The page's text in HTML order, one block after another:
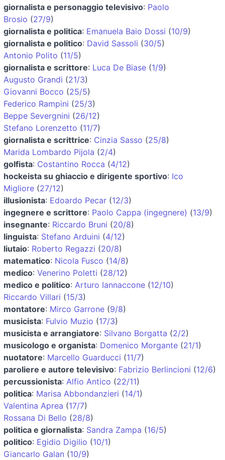
giornalista e personaggio televisivo: Paolo
Brosio (27/9)
giornalista e politica: Emanuela Baio Dossi (10/9)
giornalista e politico: David Sassoli (30/5)
Antonio Polito (11/5)
giornalista e scrittore: Luca De Biase (1/9)
Augusto Grandi (21/3)
Giovanni Bocco (25/5)
Federico Rampini (25/3)
Beppe Severgnini (26/12)
Stefano Lorenzetto (11/7)
giornalista e scrittrice: Cinzia Sasso (25/8)
Marida Lombardo Pijola (2/4)
golfista: Costantino Rocca (4/12)
hockeista su ghiaccio e dirigente sportivo: Ico
Migliore (27/12)
illusionista: Edoardo Pecar (12/3)
ingegnere e scrittore: Paolo Cappa (ingegnere) (13/9)
insegnante: Riccardo Bruni (20/8)
linguista: Stefano Arduini (4/12)
liutaio: Roberto Regazzi (20/8)
matematico: Nicola Fusco (14/8)
medico: Venerino Poletti (28/12)
medico e politico: Arturo Iannaccone (12/10)
Riccardo Villari (15/3)
montatore: Mirco Garrone (9/8)
musicista: Fulvio Muzio (17/3)
musicista e arrangiatore: Silvano Borgatta (2/2)
musicologo e organista: Domenico Morgante (21/1)
nuotatore: Marcello Guarducci (11/7)
paroliere e autore televisivo: Fabrizio Berlincioni (12/6)
percussionista: Alfio Antico (22/11)
politica: Marisa Abbondanzieri (14/1)
Valentina Aprea (17/7)
Rossana Di Bello (28/8)
politica e giornalista: Sandra Zampa (16/5)
politico: Egidio Digilio (10/1)
Giancarlo Galan (10/9)